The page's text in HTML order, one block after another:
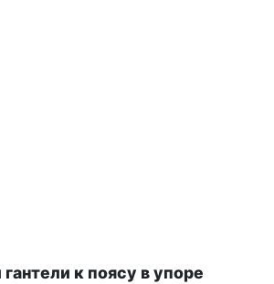
гантели к поясу в упоре